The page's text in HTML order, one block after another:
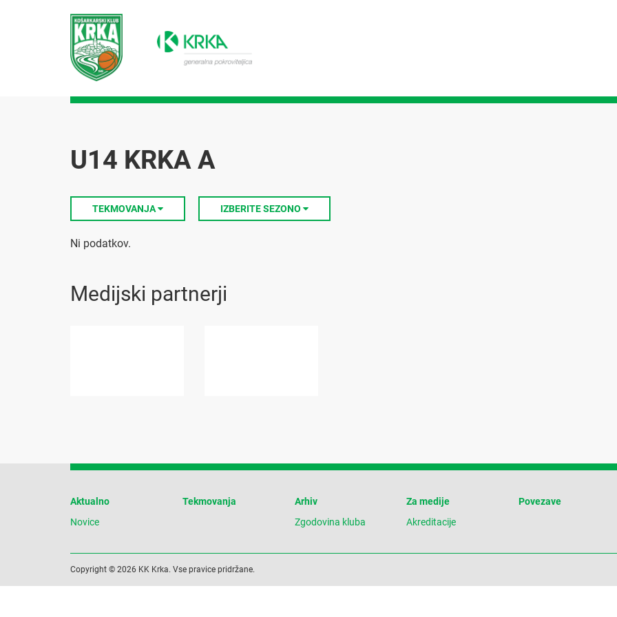
U14 KRKA A
TEKMOVANJA IZBERITE SEZONO
Ni podatkov.
Medijski partnerji
Aktualno
Novice
Tekmovanja
Arhiv
Zgodovina kluba
Za medije
Akreditacije
Povezave
Copyright © 2026 KK Krka. Vse pravice pridržane.